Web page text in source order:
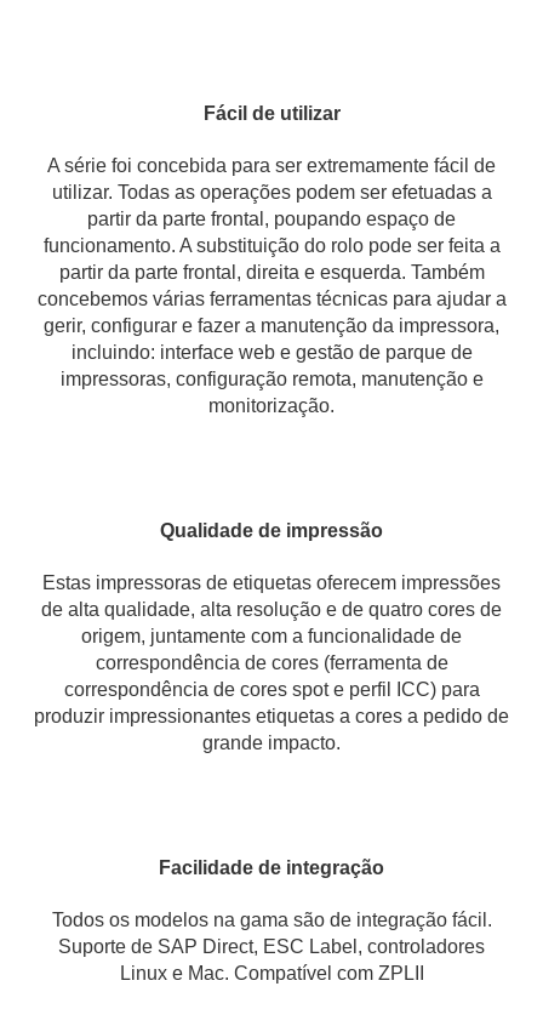
Fácil de utilizar
A série foi concebida para ser extremamente fácil de
utilizar. Todas as operações podem ser efetuadas a
partir da parte frontal, poupando espaço de
funcionamento. A substituição do rolo pode ser feita a
partir da parte frontal, direita e esquerda. Também
concebemos várias ferramentas técnicas para ajudar a
gerir, configurar e fazer a manutenção da impressora,
incluindo: interface web e gestão de parque de
impressoras, configuração remota, manutenção e
monitorização.
Qualidade de impressão
Estas impressoras de etiquetas oferecem impressões
de alta qualidade, alta resolução e de quatro cores de
origem, juntamente com a funcionalidade de
correspondência de cores (ferramenta de
correspondência de cores spot e perfil ICC) para
produzir impressionantes etiquetas a cores a pedido de
grande impacto.
Facilidade de integração
Todos os modelos na gama são de integração fácil.
Suporte de SAP Direct, ESC Label, controladores
Linux e Mac. Compatível com ZPLII